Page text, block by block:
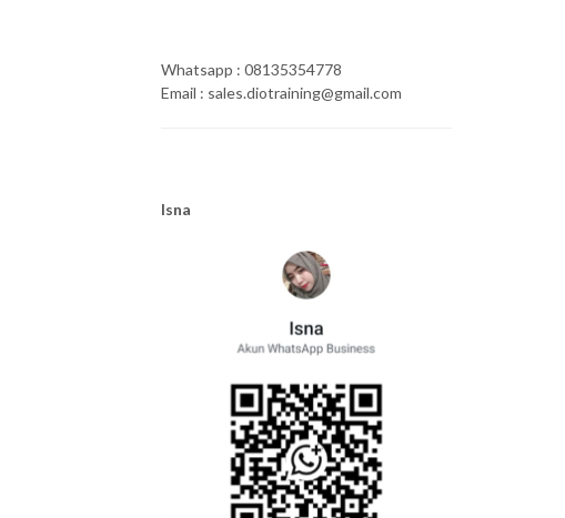
Whatsapp : 08135354778
Email : sales.diotraining@gmail.com
Isna